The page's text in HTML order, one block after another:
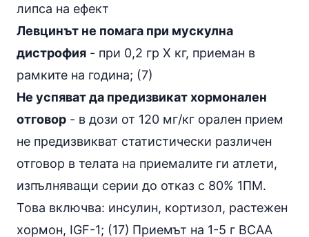
липса на ефект
Левцинът не помага при мускулна
дистрофия - при 0,2 гр Х кг, приеман в
рамките на година; (7)
Не успяват да предизвикат хормонален
отговор - в дози от 120 мг/кг орален прием
не предизвикват статистически различен
отговор в телата на приемалите ги атлети,
изпълняващи серии до отказ с 80% 1ПМ.
Това включва: инсулин, кортизол, растежен
хормон, IGF-1; (17) Приемът на 1-5 г BCAA